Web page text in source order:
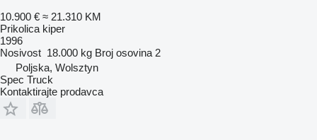
10.900 € ≈ 21.310 KM
Prikolica kiper
1996
Nosivost 18.000 kg Broj osovina 2
Poljska, Wolsztyn
Spec Truck
Kontaktirajte prodavca